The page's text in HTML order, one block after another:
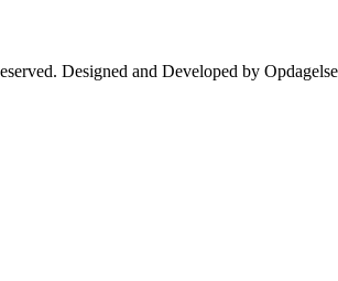
Designed and Developed by